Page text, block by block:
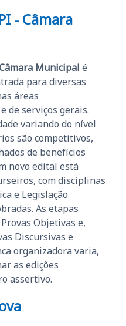
- Câmara
Municipal é
para diversas
áreas
de serviços gerais.
variando do nível
são competitivos,
de benefícios
novo edital está
com disciplinas
e Legislação
As etapas
Objetivas e,
Discursivas e
organizadora varia,
as edições
assertivo.